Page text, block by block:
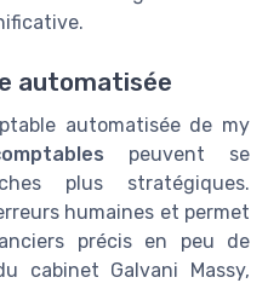
automatisée
automatisée de my
peuvent se
plus stratégiques.
humaines et permet
précis en peu de
cabinet Galvani Massy,